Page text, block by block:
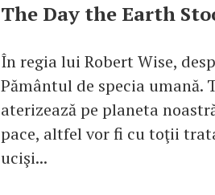
The Day the Earth
În regia lui Robert Wise,
Pământul de specia umană.
aterizează pe planeta
pace, altfel vor fi cu toţii
ucişi...